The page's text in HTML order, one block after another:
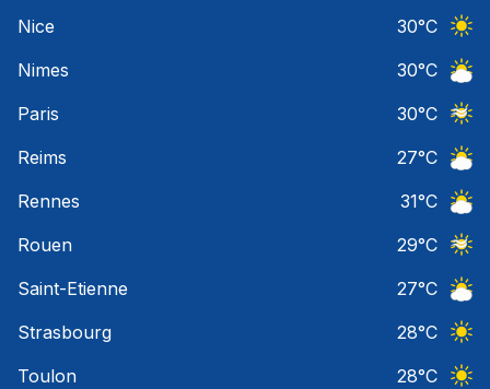
Nice
30°C
Nimes
30°C
Paris
30°C
Reims
27°C
Rennes
31°C
Rouen
29°C
Saint-Etienne
27°C
Strasbourg
28°C
Toulon
28°C